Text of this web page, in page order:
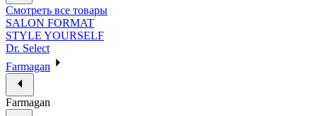
Смотреть все товары
SALON FORMAT
STYLE YOURSELF
Dr. Select
Farmagan
Farmagan